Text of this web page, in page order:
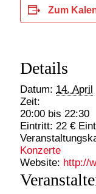
Zum
Details
Datum: 14. April
Zeit:
20:00 bis 22:30
Eintritt: 22 €
Konzerte
Website: http://